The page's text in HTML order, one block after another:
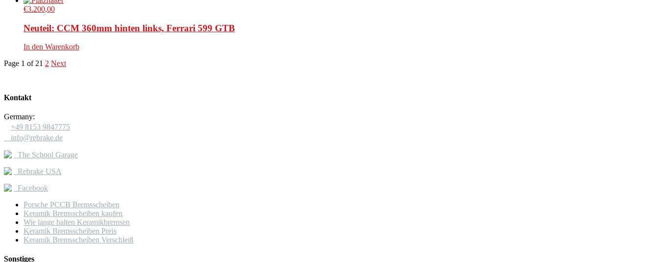
€3.200,00
Neuteil: CCM 360mm hinten links, Ferrari 599 GTB
In den Warenkorb
Page 1 of 21 2 Next
Kontakt
Germany:
+49 8153 9847775
info@rebrake.de
The School Garage
Rebrake USA
Facebook
Porsche PCCB Bremsscheiben
Keramik Bremsscheiben kaufen
Wie lange halten Keramikbremsen
Keramik Bremsscheiben Preis
Keramik Bremsscheiben Verschleiß
Sonstiges